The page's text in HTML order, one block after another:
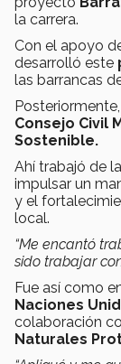
la carrera.
Con el apoyo
desarrolló este
las barrancas
Consejo Civil
Sostenible.
Ahí trabajó de
impulsar un
y el
local.
“Me encantó
sido trabajar
Fue así como
Naciones
colaboración
Naturales